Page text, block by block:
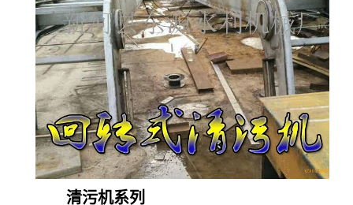
清污机系列